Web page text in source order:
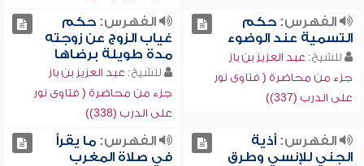
الفهرس:حكم
التسمية عند الوضوء
للشيخ: عبد العزيز بن باز
جزء من محاضرة ( فتاوى نور
على الدرب (337))
الفهرس:حكم
غياب الزوج عن زوجته
مدة طويلة برضاها
للشيخ: عبد العزيز بن باز
جزء من محاضرة ( فتاوى نور
على الدرب (338))
الفهرس:أذية
الجني للإنسي وطرق
الفهرس:ما يقرأ
في صلاة المغرب